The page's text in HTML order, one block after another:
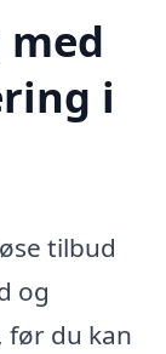
i
tilbud
og
før du kan